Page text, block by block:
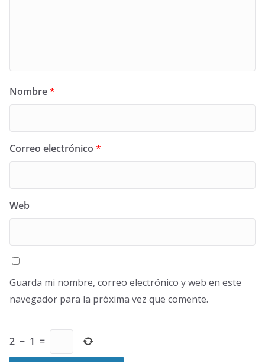
Nombre*
Correo electrónico *
Web
Guarda mi nombre, correo electrónico y web en este
navegador para la próxima vez que comente.
2 − 1 =